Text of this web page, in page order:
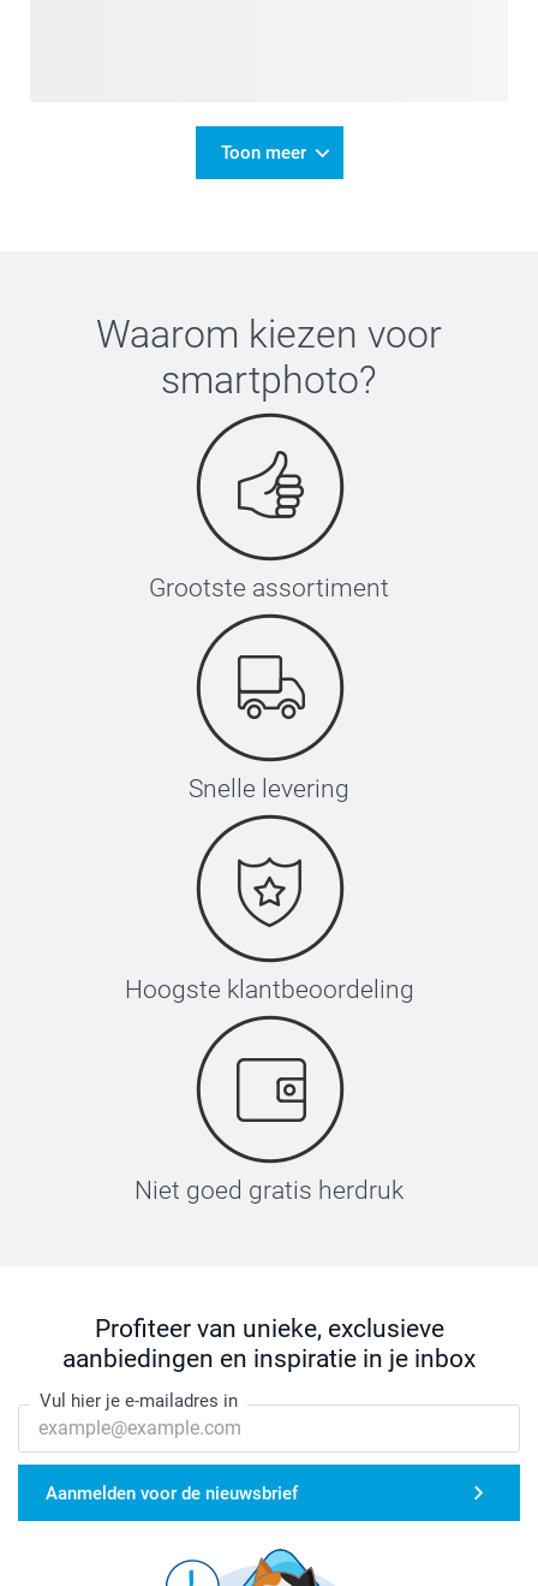
Toon meer
Waarom kiezen voor
smartphoto?
Grootste assortiment
Snelle levering
Hoogste klantbeoordeling
Niet goed gratis herdruk
Profiteer van unieke, exclusieve
aanbiedingen en inspiratie in je inbox
Vul hier je e-mailadres in
Aanmelden voor de nieuwsbrief